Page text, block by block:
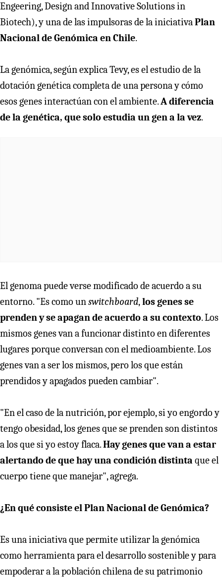
Engeering, Design and Innovative Solutions in
Biotech), y una de las impulsoras de la iniciativaPlan
Nacional de Genómica en Chile.
La genómica, según explica Tevy, es el estudio de la
dotación genética completa de una persona y cómo
esos genes interactúan con el ambiente.A diferencia
de la genética, que solo estudia un gen a la vez.
El genoma puede verse modificado de acuerdo a su
entorno. "Es como unswitchboard,los genes se
prenden y se apagan de acuerdo a su contexto. Los
mismos genes van a funcionar distinto en diferentes
lugares porque conversan con el medioambiente. Los
genes van a ser los mismos, pero los que están
prendidos y apagados pueden cambiar".
"En el caso de la nutrición, por ejemplo, si yo engordo y
tengo obesidad, los genes que se prenden son distintos
a los que si yo estoy flaca.Hay genes que van a estar
alertando de que hay una condición distinta que el
cuerpo tiene que manejar", agrega.
¿En qué consiste el Plan Nacional de Genómica?
Es una iniciativa que permite utilizar la genómica
como herramienta para el desarrollo sostenible y para
empoderar a la población chilena de su patrimonio